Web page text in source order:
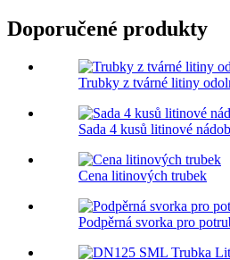
Doporučené produkty
Trubky z tvárné litiny
Sada 4 kusů litinové
Cena litinových trubek
Podpěrná svorka pro